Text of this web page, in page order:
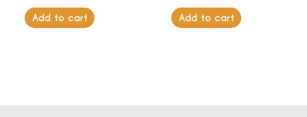
out
of
5
Add to cart
out
of
5
Add to cart